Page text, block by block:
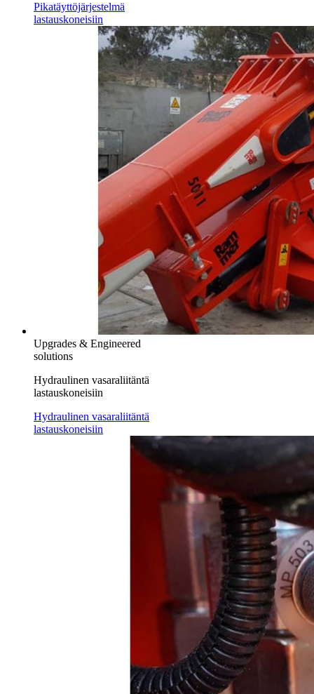
Pikatäyttöjärjestelmä
lastauskoneisiin
Upgrades & Engineered
solutions
Hydraulinen vasaraliitäntä
lastauskoneisiin
Hydraulinen vasaraliitäntä
lastauskoneisiin